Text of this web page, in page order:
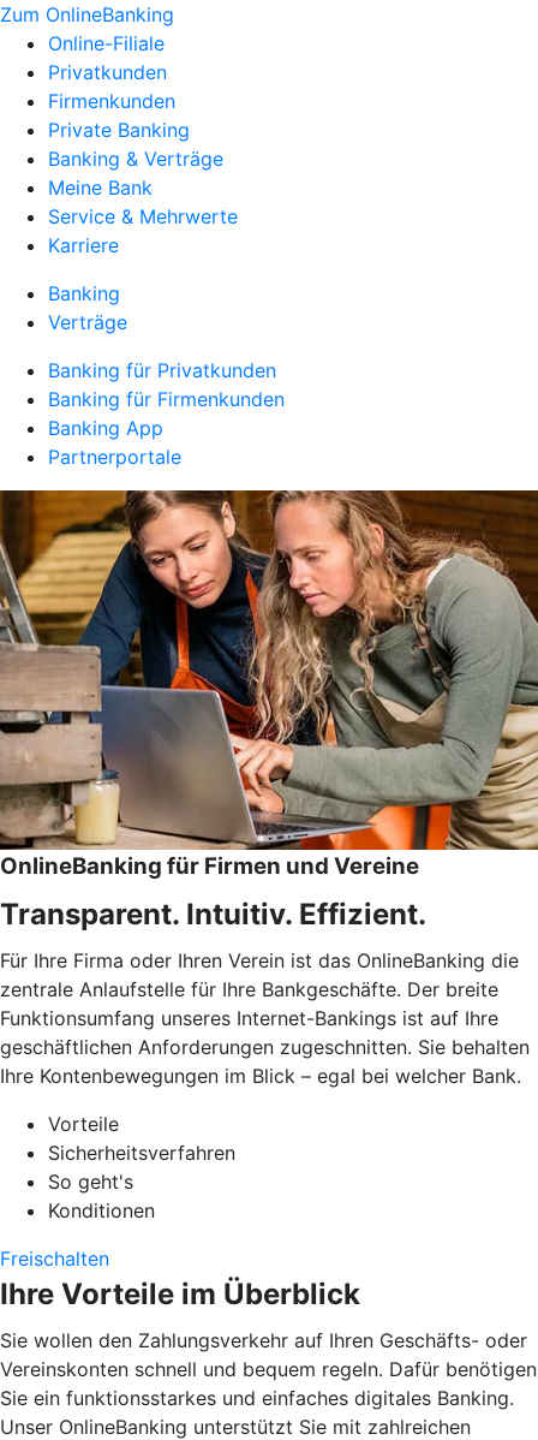
Zum OnlineBanking
Online-Filiale
Privatkunden
Firmenkunden
Private Banking
Banking & Verträge
Meine Bank
Service & Mehrwerte
Karriere
Banking
Verträge
Banking für Privatkunden
Banking für Firmenkunden
Banking App
Partnerportale
OnlineBanking für Firmen und Vereine
Transparent. Intuitiv. Effizient.
Für Ihre Firma oder Ihren Verein ist das OnlineBanking die
zentrale Anlaufstelle für Ihre Bankgeschäfte. Der breite
Funktionsumfang unseres Internet-Bankings ist auf Ihre
geschäftlichen Anforderungen zugeschnitten. Sie behalten
Ihre Kontenbewegungen im Blick – egal bei welcher Bank.
Vorteile
Sicherheitsverfahren
So geht's
Konditionen
Freischalten
Ihre Vorteile im Überblick
Sie wollen den Zahlungsverkehr auf Ihren Geschäfts- oder
Vereinskonten schnell und bequem regeln. Dafür benötigen
Sie ein funktionsstarkes und einfaches digitales Banking.
Unser OnlineBanking unterstützt Sie mit zahlreichen